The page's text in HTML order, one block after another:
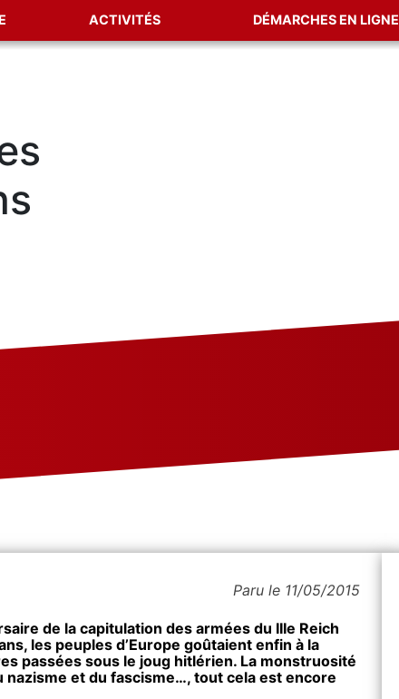
ACTIVITÉS DÉMARCHES EN LIGNE
Paru le 11/05/2015
de la capitulation des armées du IIIe Reich
les peuples d’Europe goûtaient enfin à la
passées sous le joug hitlérien. La monstruosité
nazisme et du fascisme…, tout cela est encore